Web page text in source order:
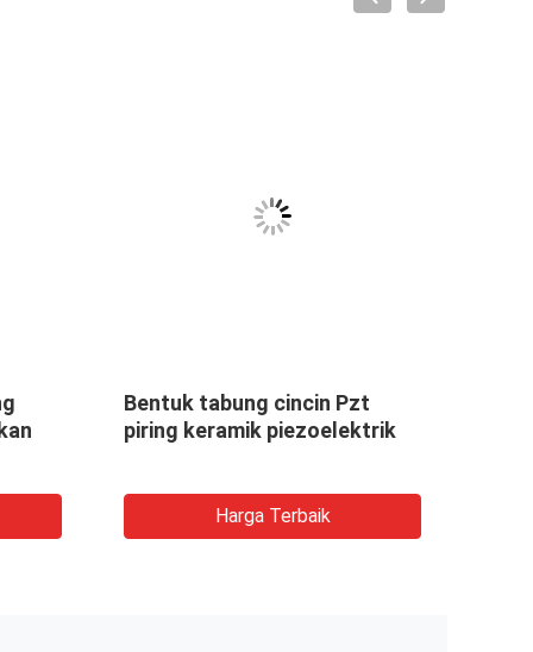
Bentuk tabung cincin Pzt
piring keramik piezoelektrik
Harga Terbaik